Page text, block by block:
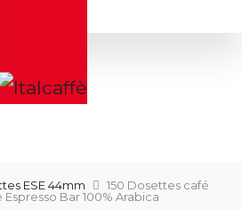
ESE 44mm
150 Dosettes café
Bar 100% Arabica